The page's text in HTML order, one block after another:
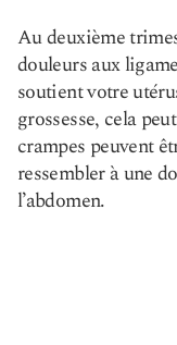
Au deuxième
douleurs aux
soutient votre
grossesse, cela
crampes peuvent
ressembler à une
l’abdomen.